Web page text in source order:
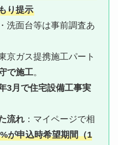
り提示
洗面台等は事前調査あ
京ガス提携施工パート
で施工。
3月で住宅設備工事実
流れ ：マイページで相
が申込時希望期間（1